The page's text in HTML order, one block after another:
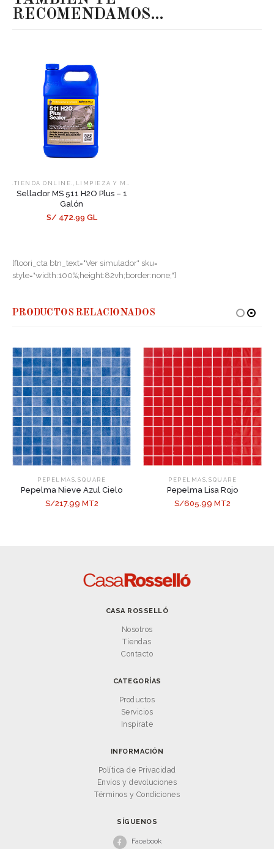
RECOMENDAMOS…
.TIENDA ONLINE. LIMPIEZA Y MANTENIMIENTO
Sellador MS 511 H2O Plus – 1
Galón
S/ 472.99 GL
[floori_cta btn_text="Ver simulador" sku=
style="width:100%;height:82vh;border:none;"]
PRODUCTOS RELACIONADOS
PEPELMAS SQUARE
Pepelma Nieve Azul Cielo
S/217.99 MT2
PEPELMAS SQUARE
Pepelma Lisa Rojo
S/605.99 MT2
CASA ROSSELLÓ
Nosotros
Tiendas
Contacto
CATEGORÍAS
Productos
Servicios
Inspírate
INFORMACIÓN
Política de Privacidad
Envíos y devoluciones
Términos y Condiciones
SÍGUENOS
Facebook